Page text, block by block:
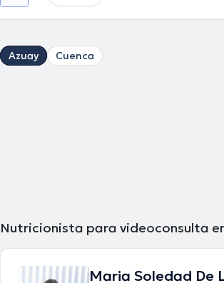
Azuay Cuenca
Nutricionista para videoconsulta
Maria Soledad De